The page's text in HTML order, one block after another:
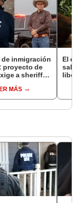
de inmigración
proyecto de
a sheriffs
gobernador
para su
MÁS
El
salió
la